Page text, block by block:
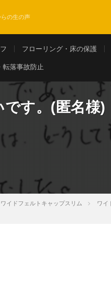
の生の声
フローリング・床の保護
転落事故防止
す。(匿名様)
ワイドフェルトキャップスリム
ワイ